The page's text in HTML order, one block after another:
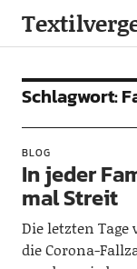
Schlagwort:
BLOG
In jeder
mal Streit
Die letzten
die Corona-